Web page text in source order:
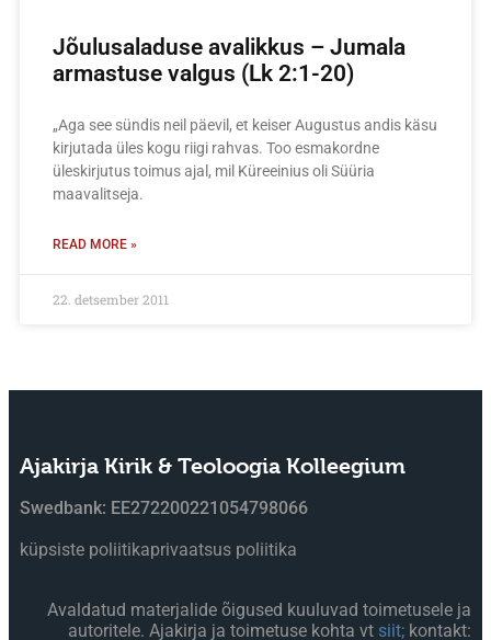
Jõulusaladuse avalikkus – Jumala
armastuse valgus (Lk 2:1-20)
„Aga see sündis neil päevil, et keiser Augustus andis käsu
kirjutada üles kogu riigi rahvas. Too esmakordne
üleskirjutus toimus ajal, mil Küreeinius oli Süüria
maavalitseja.
READ MORE »
22. detsember 2011
Ajakirja Kirik & Teoloogia Kolleegium
Swedbank: EE272200221054798066
küpsiste poliitikaprivaatsus poliitika
Avaldatud materjalide õigused kuuluvad toimetusele ja
autoritele. Ajakirja ja toimetuse kohta vt siit; kontakt: